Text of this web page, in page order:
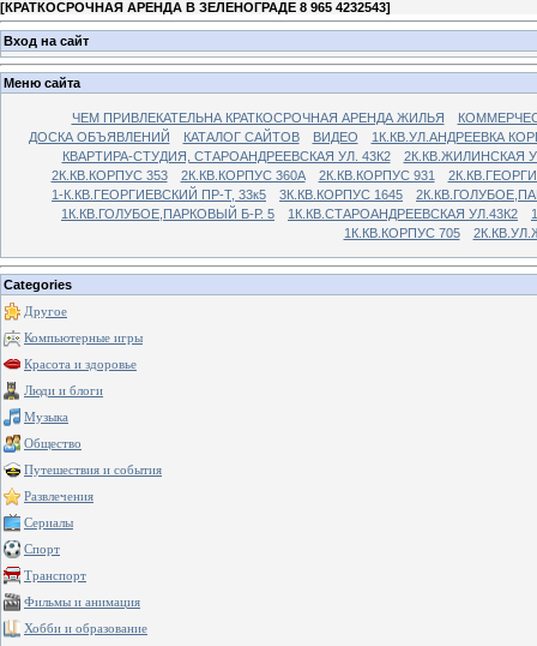
[КРАТКОСРОЧНАЯ АРЕНДА В ЗЕЛЕНОГРАДЕ 8 965 4232543]
Вход на сайт
Меню сайта
ЧЕМ ПРИВЛЕКАТЕЛЬНА КРАТКОСРОЧНАЯ АРЕНДА ЖИЛЬЯ
ДОСКА ОБЪЯВЛЕНИЙ
КАТАЛОГ САЙТОВ ВИДЕО
1К.КВ.УЛ.АНДРЕЕВКА
КВАРТИРА-СТУДИЯ, СТАРОАНДРЕЕВСКАЯ УЛ. 43К2
2К.КВ.ЖИЛИНСКАЯ
2К.КВ.КОРПУС 353
2К.КВ.КОРПУС 360А 2К.КВ.КОРПУС 931
1-К.КВ.ГЕОРГИЕВСКИЙ ПР-Т, 33к5
3К.КВ.КОРПУС 1645
1К.КВ.ГОЛУБОЕ,ПАРКОВЫЙ Б-Р. 5
1К.КВ.СТАРОАНДРЕЕВСКАЯ УЛ.43К2
1К.КВ.КОРПУС 705
Categories
Другое
Компьютерные игры
Красота и здоровье
Люди и блоги
Музыка
Общество
Путешествия и события
Развлечения
Сериалы
Спорт
Транспорт
Фильмы и анимация
Хобби и образование